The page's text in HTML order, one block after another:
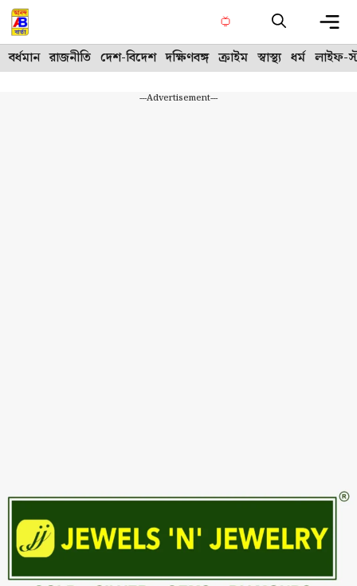
Skip
to
content
বর্ধমান রাজনীতি দেশ-বিদেশ দক্ষিণবঙ্গ ক্রাইম স্বাস্থ্য ধর্ম লাইফ-
---Advertisement---